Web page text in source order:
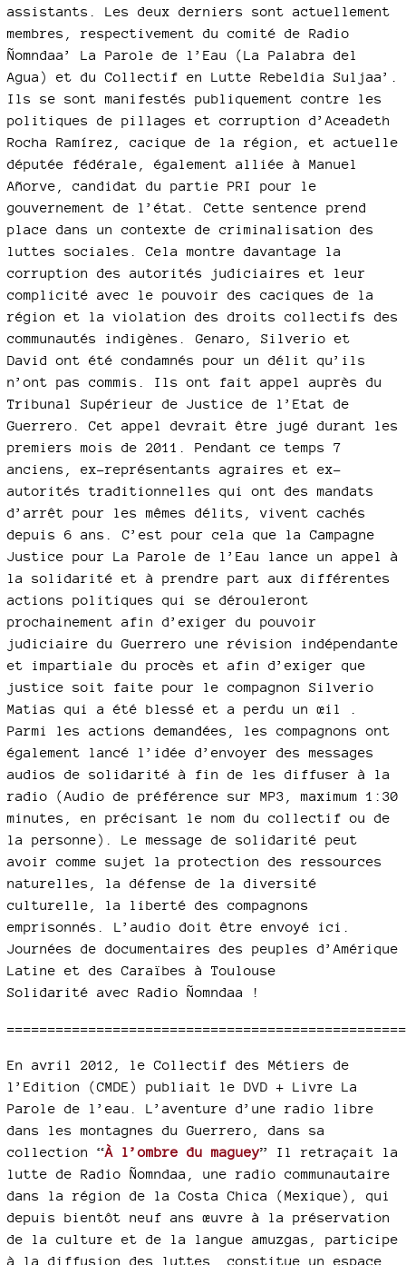
assistants. Les deux derniers sont actuellement
membres, respectivement du comité de Radio
Ñomndaa’ La Parole de l’Eau (La Palabra del
Agua) et du Collectif en Lutte Rebeldia Suljaa’.
Ils se sont manifestés publiquement contre les
politiques de pillages et corruption d’Aceadeth
Rocha Ramírez, cacique de la région, et actuelle
députée fédérale, également alliée à Manuel
Añorve, candidat du partie PRI pour le
gouvernement de l’état. Cette sentence prend
place dans un contexte de criminalisation des
luttes sociales. Cela montre davantage la
corruption des autorités judiciaires et leur
complicité avec le pouvoir des caciques de la
région et la violation des droits collectifs des
communautés indigènes. Genaro, Silverio et
David ont été condamnés pour un délit qu’ils
n’ont pas commis. Ils ont fait appel auprès du
Tribunal Supérieur de Justice de l’Etat de
Guerrero. Cet appel devrait être jugé durant les
premiers mois de 2011. Pendant ce temps 7
anciens, ex-représentants agraires et ex-
autorités traditionnelles qui ont des mandats
d’arrêt pour les mêmes délits, vivent cachés
depuis 6 ans. C’est pour cela que la Campagne
Justice pour La Parole de l’Eau lance un appel à
la solidarité et à prendre part aux différentes
actions politiques qui se dérouleront
prochainement afin d’exiger du pouvoir
judiciaire du Guerrero une révision indépendante
et impartiale du procès et afin d’exiger que
justice soit faite pour le compagnon Silverio
Matias qui a été blessé et a perdu un œil .
Parmi les actions demandées, les compagnons ont
également lancé l’idée d’envoyer des messages
audios de solidarité à fin de les diffuser à la
radio (Audio de préférence sur MP3, maximum 1:30
minutes, en précisant le nom du collectif ou de
la personne). Le message de solidarité peut
avoir comme sujet la protection des ressources
naturelles, la défense de la diversité
culturelle, la liberté des compagnons
emprisonnés. L’audio doit être envoyé ici.
Journées de documentaires des peuples d’Amérique
Latine et des Caraïbes à Toulouse
Solidarité avec Radio Ñomndaa !
En avril 2012, le Collectif des Métiers de
l’Edition (CMDE) publiait le DVD + Livre La
Parole de l’eau. L’aventure d’une radio libre
dans les montagnes du Guerrero, dans sa
collection “À l’ombre du maguey” Il retraçait la
lutte de Radio Ñomndaa, une radio communautaire
dans la région de la Costa Chica (Mexique), qui
depuis bientôt neuf ans œuvre à la préservation
de la culture et de la langue amuzgas, participe
à la diffusion des luttes, constitue un espace